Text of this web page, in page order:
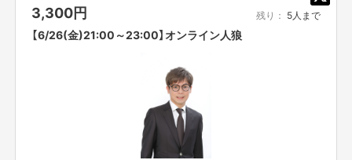
【所在地】
新宿区新宿5-18-21
お問い合わせは下記のURLのメッセージからご連絡ください。
https://cf.fany.lol/users/message/view/33849
3,300円 残り： 5人まで
【6/26(金)21:00～23:00】オンライン人狼